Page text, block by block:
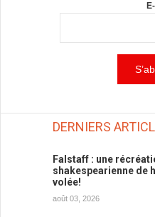
DERNIERS
Falstaff : une
shakespearienne de
volée!
août 03, 2026